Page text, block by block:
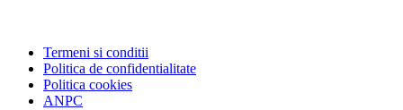
Termeni si conditii
Politica de confidentialitate
Politica cookies
ANPC